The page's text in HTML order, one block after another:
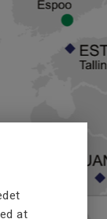
at